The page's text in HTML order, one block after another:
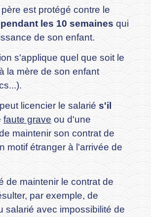
est protégé contre le
pendant les 10 semaines qui
de son enfant.
s'applique quel que soit le
la mère de son enfant
licencier le salarié s'il
faute grave ou d'une
maintenir son contrat de
motif étranger à l'arrivée de
de maintenir le contrat de
par exemple, de
salarié avec impossibilité de